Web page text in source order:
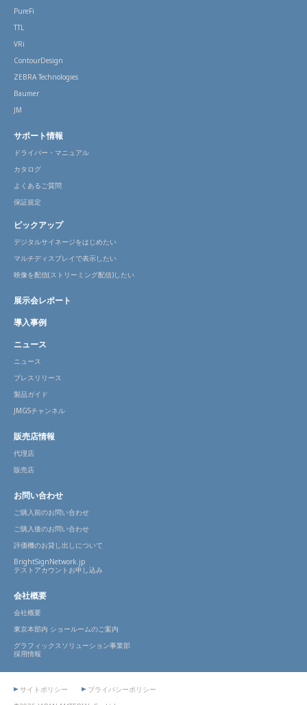
PureFi
TTL
VRi
ContourDesign
ZEBRA Technologies
Baumer
JM
サポート情報
ドライバー・マニュアル
カタログ
よくあるご質問
保証規定
ピックアップ
デジタルサイネージをはじめたい
マルチディスプレイで表示したい
映像を配信(ストリーミング配信)したい
展示会レポート
導入事例
ニュース
ニュース
プレスリリース
製品ガイド
JMGSチャンネル
販売店情報
代理店
販売店
お問い合わせ
ご購入前のお問い合わせ
ご購入後のお問い合わせ
評価機のお貸し出しについて
BrightSignNetwork.jp
テストアカウントお申し込み
会社概要
会社概要
東京本部内 ショールームのご案内
グラフィックスソリューション事業部
採用情報
サイトポリシー プライバシーポリシー